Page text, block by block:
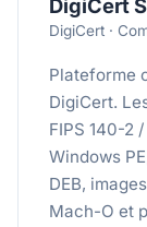
DigiCert
DigiCert ·
Plateforme
DigiCert.
FIPS 140-2
Windows
DEB,
Mach-O et